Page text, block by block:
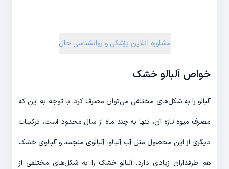
مشاوره آنلاین پزشکی و روانشناسی حال
خواص آلبالو خشک
آلبالو را به شکل‌های مختلفی می‌توان مصرف کرد. با توجه به این که
مصرف میوه تازه آن، تنها به چند ماه از سال محدود است، ترکیبات
دیگری از این محصول مثل آب آلبالو، آلبالوی منجمد و آلبالوی خشک
هم طرفداران زیادی دارد. آلبالو خشک را به شکل‌های مختلفی از